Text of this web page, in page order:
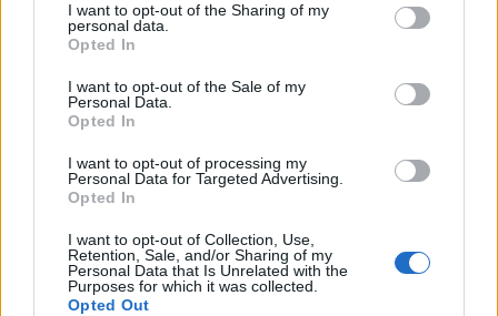
I want to opt-out of the Sharing of my
personal data.
Opted In
I want to opt-out of the Sale of my
Personal Data.
Opted In
I want to opt-out of processing my
Personal Data for Targeted Advertising.
Opted In
I want to opt-out of Collection, Use,
Retention, Sale, and/or Sharing of my
Personal Data that Is Unrelated with the
Purposes for which it was collected.
Opted Out
Μεσογειακοί Αγώνες 2022
Ανδρέας Βαζαίος Δημήτρης Μάρκος
COMMENTS
Συνδεθείτε για να σχολιάσετε